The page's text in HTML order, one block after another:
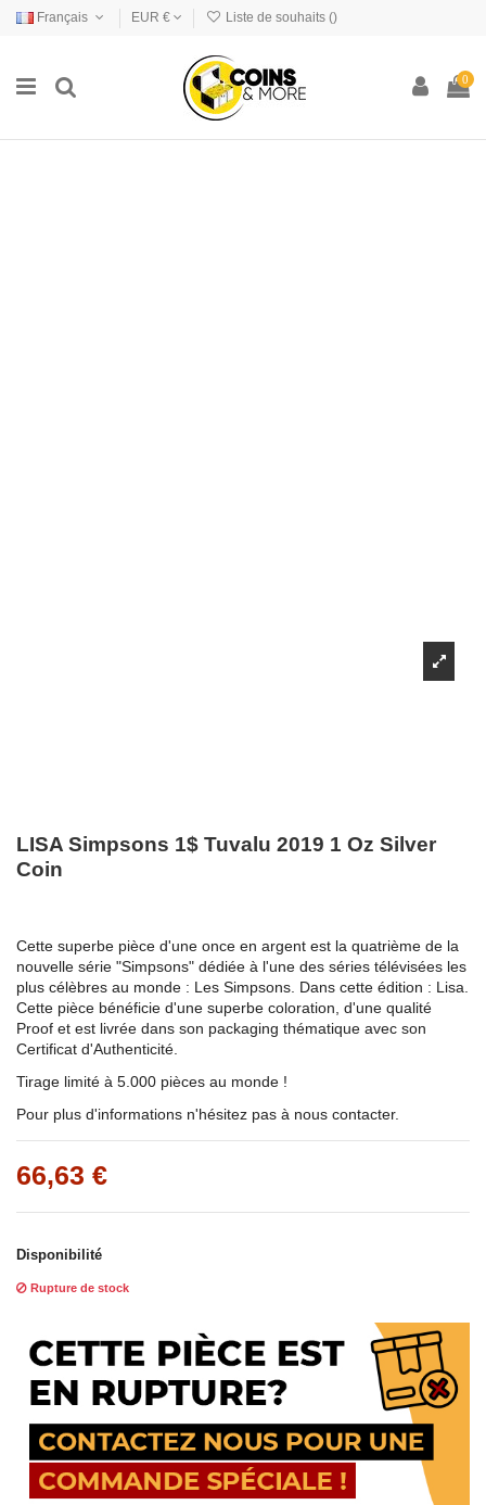
Français EUR € Liste de souhaits ()
0
LISA Simpsons 1$ Tuvalu 2019 1 Oz Silver
Coin
Cette superbe pièce d'une once en argent est la quatrième de la
nouvelle série "Simpsons" dédiée à l'une des séries télévisées les
plus célèbres au monde : Les Simpsons. Dans cette édition : Lisa.
Cette pièce bénéficie d'une superbe coloration, d'une qualité
Proof et est livrée dans son packaging thématique avec son
Certificat d'Authenticité.
Tirage limité à 5.000 pièces au monde !
Pour plus d'informations n'hésitez pas à nous contacter.
66,63 €
Disponibilité
Rupture de stock